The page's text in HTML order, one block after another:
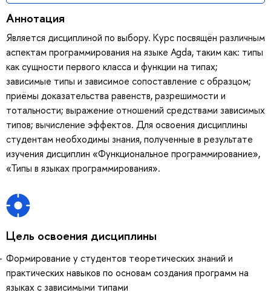
Аннотация
Является дисциплиной по выбору. Курс посвящён различным
аспектам программирования на языке Agda, таким как: типы
как сущности первого класса и функции на типах;
зависимые типы и зависимое сопоставление с образцом;
приёмы доказательства равенств, разрешимости и
тотальности; выражение отношений средствами зависимых
типов; вычисление эффектов. Для освоения дисциплины
студентам необходимы знания, полученные в результате
изучения дисциплин «Функциональное программирование»,
«Типы в языках программирования».
Цель освоения дисциплины
Формирование у студентов теоретических знаний и
практических навыков по основам создания программ на
языках с зависимыми типами